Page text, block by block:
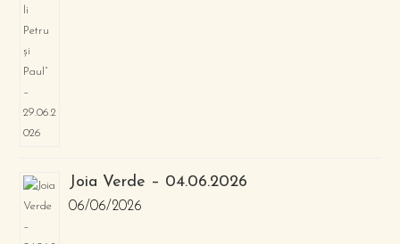
Joia Verde – 04.06.2026
06/06/2026